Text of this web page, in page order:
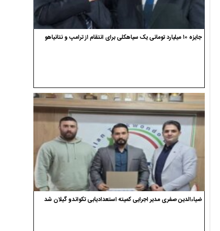
جایزه ۱۰ میلیارد تومانی یک سیاهکلی برای انتقام از ترامپ و نتانیاهو
ضیاءالدین صفری مدیر اجرایی کمیته استعدادیابی تکواندو گیلان شد